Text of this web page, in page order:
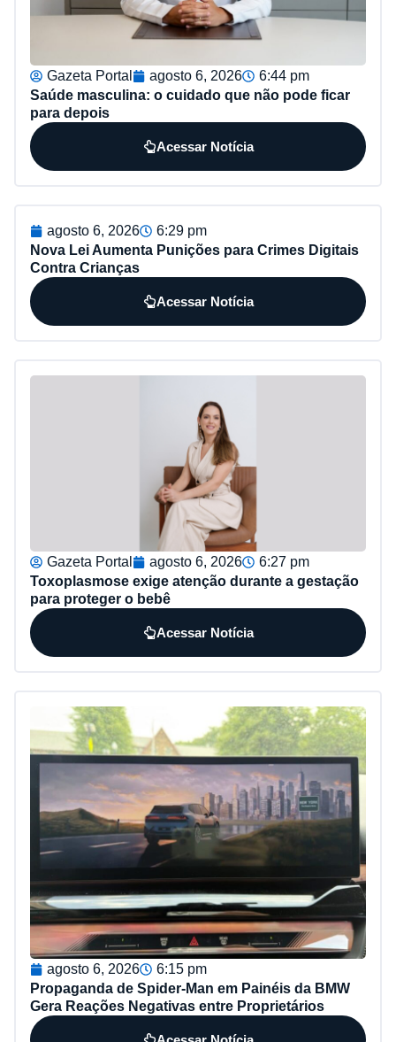
Gazeta Portal agosto 6, 2026
6:44 pm
Saúde masculina: o cuidado que não pode ficar
para depois
Acessar Notícia
agosto 6, 2026
6:29 pm
Nova Lei Aumenta Punições para Crimes Digitais
Contra Crianças
Acessar Notícia
Gazeta Portal agosto 6, 2026
6:27 pm
Toxoplasmose exige atenção durante a gestação
para proteger o bebê
Acessar Notícia
agosto 6, 2026
6:15 pm
Propaganda de Spider-Man em Painéis da BMW
Gera Reações Negativas entre Proprietários